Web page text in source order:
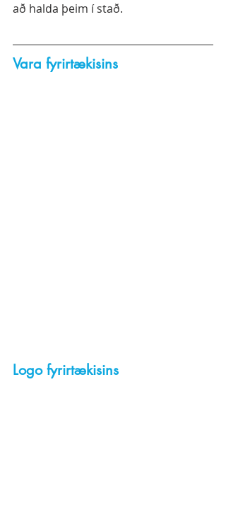
að halda þeim í stað.
Vara fyrirtækisins
Logo fyrirtækisins